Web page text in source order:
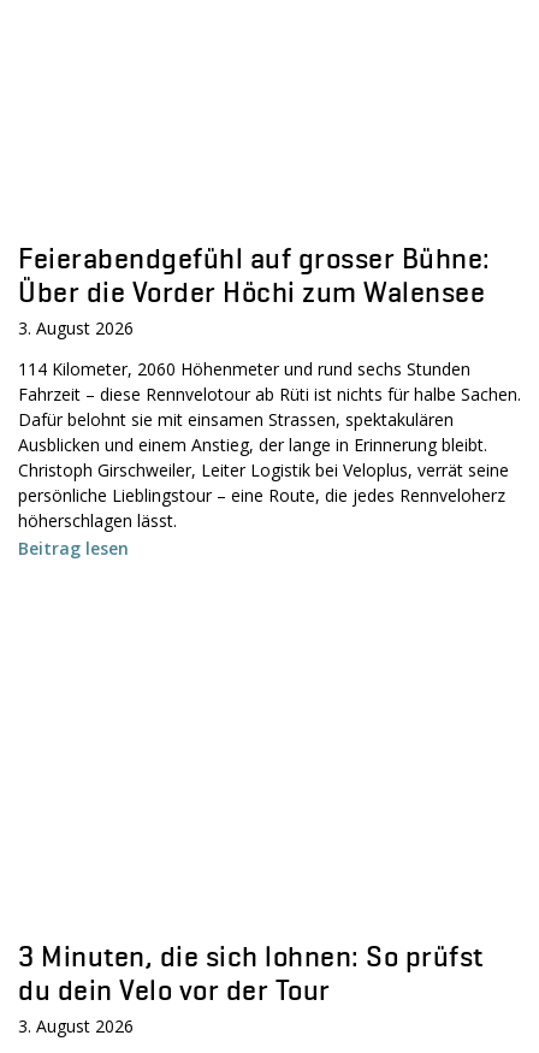
Feierabendgefühl auf grosser Bühne:
Über die Vorder Höchi zum Walensee
3. August 2026
114 Kilometer, 2060 Höhenmeter und rund sechs Stunden
Fahrzeit – diese Rennvelotour ab Rüti ist nichts für halbe Sachen.
Dafür belohnt sie mit einsamen Strassen, spektakulären
Ausblicken und einem Anstieg, der lange in Erinnerung bleibt.
Christoph Girschweiler, Leiter Logistik bei Veloplus, verrät seine
persönliche Lieblingstour – eine Route, die jedes Rennveloherz
höherschlagen lässt.
Beitrag lesen
3 Minuten, die sich lohnen: So prüfst
du dein Velo vor der Tour
3. August 2026